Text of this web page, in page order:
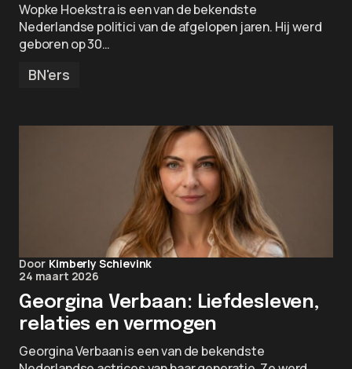
Wopke Hoekstra is een van de bekendste
Nederlandse politici van de afgelopen jaren. Hij werd
geboren op 30…
BN'ers
Door Kimberly Schievink
24 maart 2026
Georgina Verbaan: Liefdesleven,
relaties en vermogen
Georgina Verbaan is een van de bekendste